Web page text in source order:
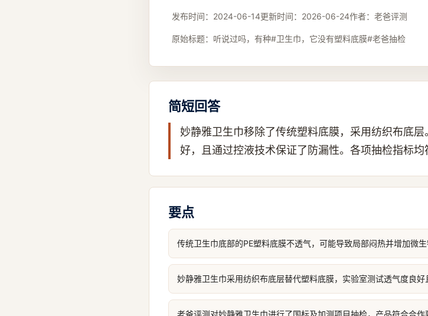
发布时间： 2024-06-14更新时间： 2026-06-24作者： 老爸评测
原始标题： 听说过吗，有种#卫生巾，它没有塑料底膜#老爸抽检
简短回答
妙静雅卫生巾移除了传统塑料底膜，采用纺织布底
好，且通过控液技术保证了防漏性。各项抽检指标均
要点
传统卫生巾底部的PE塑料底膜不透气，可能导致局部闷热并增加微生
妙静雅卫生巾采用纺织布底层替代塑料底膜，实验室测试透气度良好
老爸评测对妙静雅卫生巾进行了国标及加测项目抽检，产品符合合作